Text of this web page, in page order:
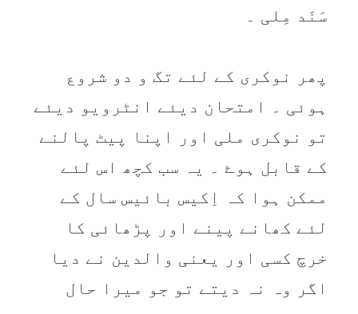
سَنَد مِلی ۔
پھر نوکری کے لئے تگ و دو شروع
ہوئی ۔ امتحان دیئے انٹرویو دیئے
تو نوکری ملی اور اپنا پیٹ پالنے
کے قابل ہوۓ ۔ یہ سب کچھ اس لئے
ممکن ہوا کہ اِکیس بائیس سال کے
لئے کھانے پینے اور پڑھائی کا
خرچ کسی اور یعنی والدین نے دیا
اگر وہ نہ دیتے تو جو میرا حال